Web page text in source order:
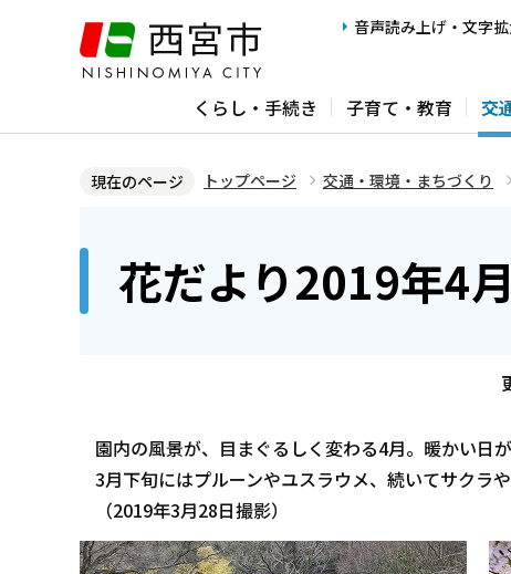
ジ
音声読み上げ・文字
くらし・手続き 子育て・教育 交
現在のページ トップページ 交通・環境・まちづくり
花だより2019年4
園内の風景が、目まぐるしく変わる4月。暖かい日
3月下旬にはプルーンやユスラウメ、続いてサクラ
（2019年3月28日撮影）